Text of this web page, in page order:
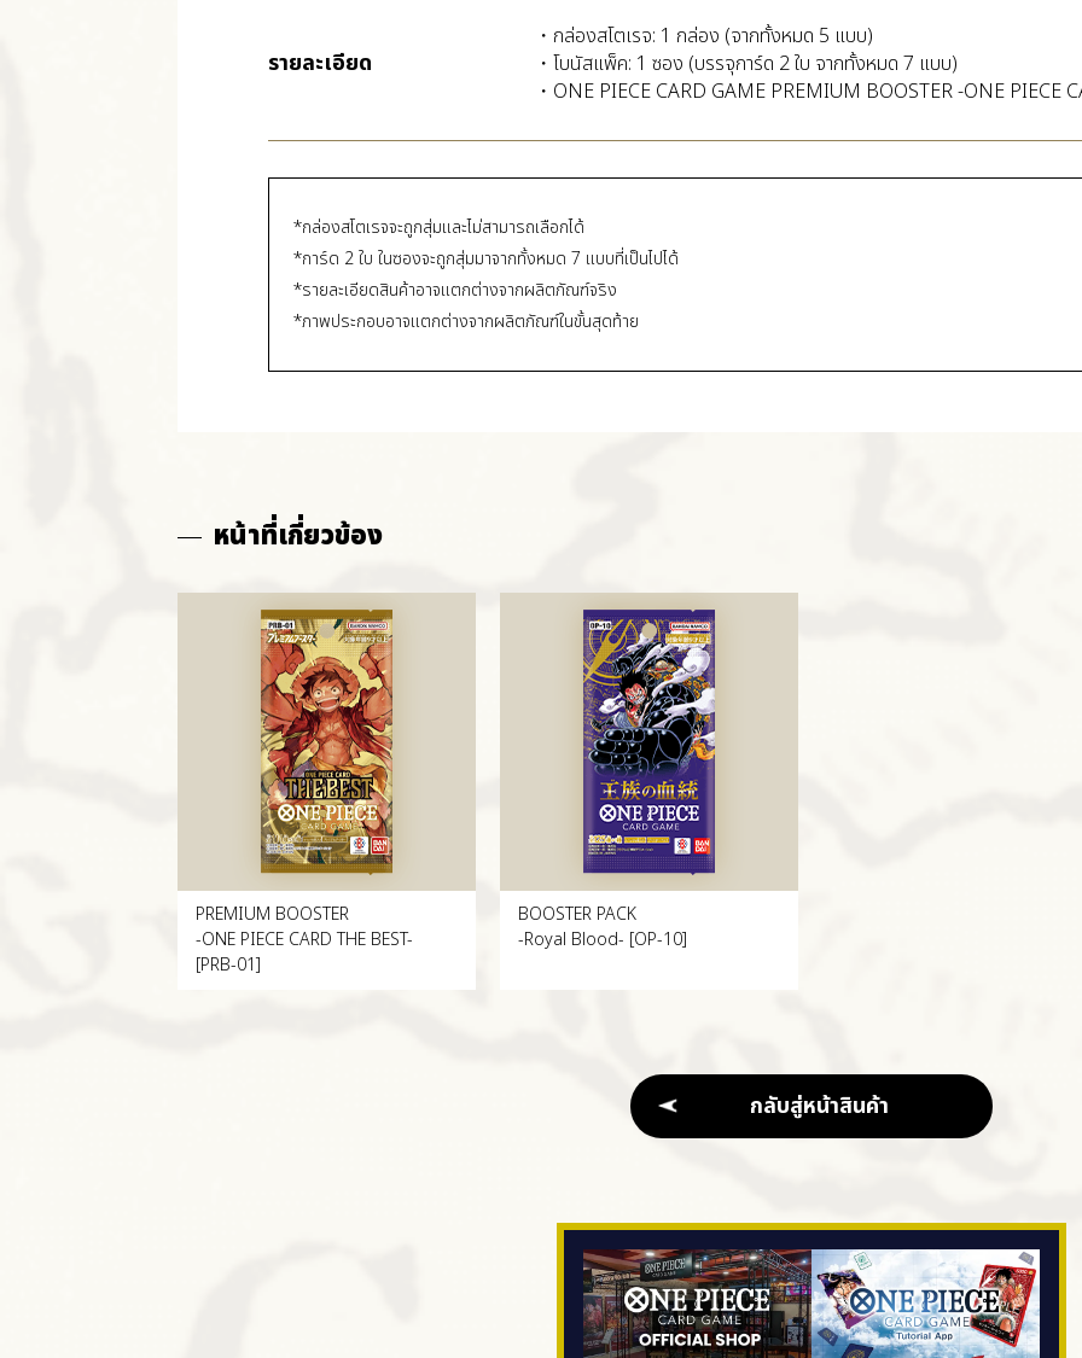
รายละเอียด
・กล่องสโตเรจ: 1 กล่อง (จากทั้งหมด 5 แบบ)
・โบนัสแพ็ค: 1 ซอง (บรรจุการ์ด 2 ใบ จากทั้งหมด 7 แบบ)
・ONE PIECE CARD GAME PREMIUM BOOSTER -ONE PIECE
*กล่องสโตเรจจะถูกสุ่มและไม่สามารถเลือกได้
*การ์ด 2 ใบ ในซองจะถูกสุ่มมาจากทั้งหมด 7 แบบที่เป็นไปได้
*รายละเอียดสินค้าอาจแตกต่างจากผลิตภัณฑ์จริง
*ภาพประกอบอาจแตกต่างจากผลิตภัณฑ์ในขั้นสุดท้าย
หน้าที่เกี่ยวข้อง
PREMIUM BOOSTER
-ONE PIECE CARD THE BEST-
[PRB-01]
BOOSTER PACK
-Royal Blood- [OP-10]
กลับสู่หน้าสินค้า